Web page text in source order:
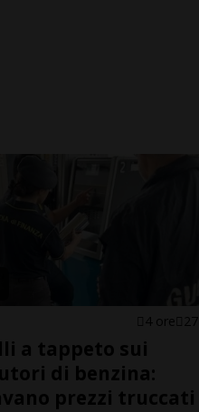
4 ore 27
a tappeto sui
di benzina:
prezzi truccati